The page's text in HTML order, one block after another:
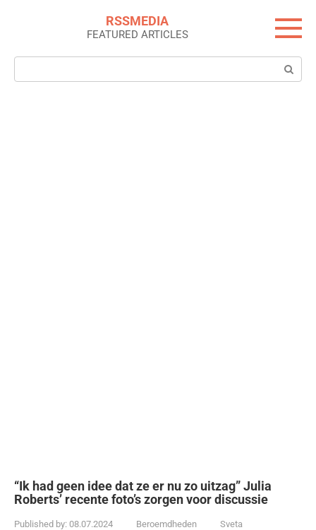
RSSMEDIA
FEATURED ARTICLES
Search:
“Ik had geen idee dat ze er nu zo uitzag” Julia
Roberts’ recente foto’s zorgen voor discussie
Published by: 08.07.2024 Beroemdheden Sveta